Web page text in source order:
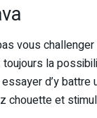
vous
la
d’y battre
chouette et